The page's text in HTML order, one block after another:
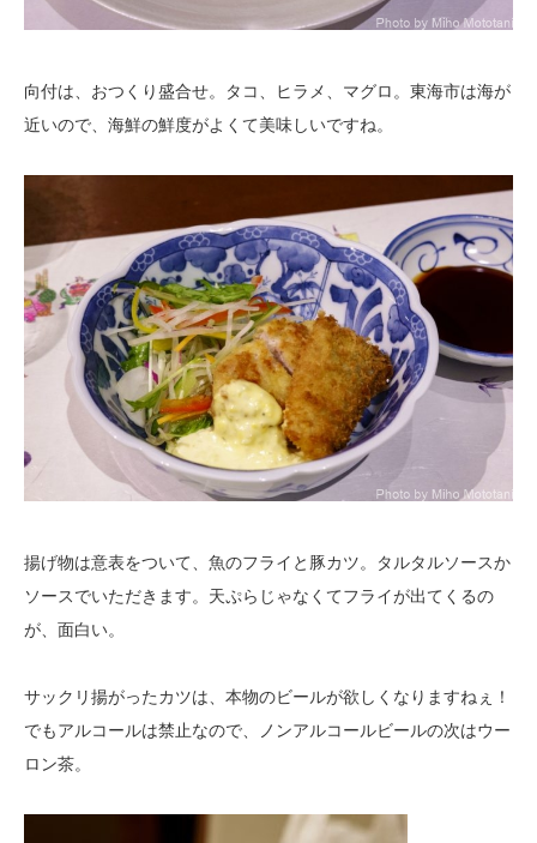
向付は、おつくり盛合せ。タコ、ヒラメ、マグロ。東海市は海が
近いので、海鮮の鮮度がよくて美味しいですね。
揚げ物は意表をついて、魚のフライと豚カツ。タルタルソースか
ソースでいただきます。天ぷらじゃなくてフライが出てくるの
が、面白い。
サックリ揚がったカツは、本物のビールが欲しくなりますねぇ！
でもアルコールは禁止なので、ノンアルコールビールの次はウー
ロン茶。